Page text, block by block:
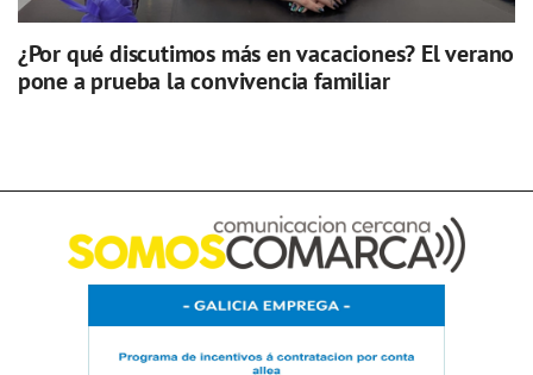
¿Por qué discutimos más en vacaciones? El verano
pone a prueba la convivencia familiar